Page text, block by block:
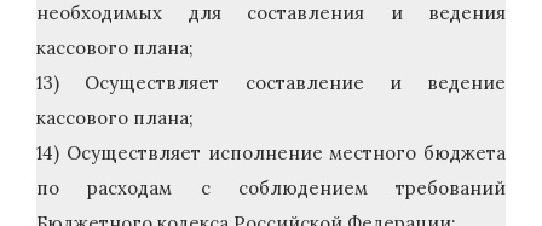
необходимых для составления и ведения
кассового плана;
13) Осуществляет составление и ведение
кассового плана;
14) Осуществляет исполнение местного бюджета
по расходам с соблюдением требований